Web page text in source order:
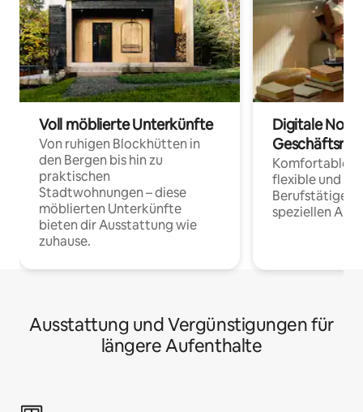
Voll möblierte Unterkünfte
Von ruhigen Blockhütten in
den Bergen bis hin zu
praktischen
Stadtwohnungen – diese
möblierten Unterkünfte
bieten dir Ausstattung wie
zuhause.
Digitale
Komfortable
flexible und
Berufstätige
speziellen
Ausstattung und Vergünstigungen für
längere Aufenthalte